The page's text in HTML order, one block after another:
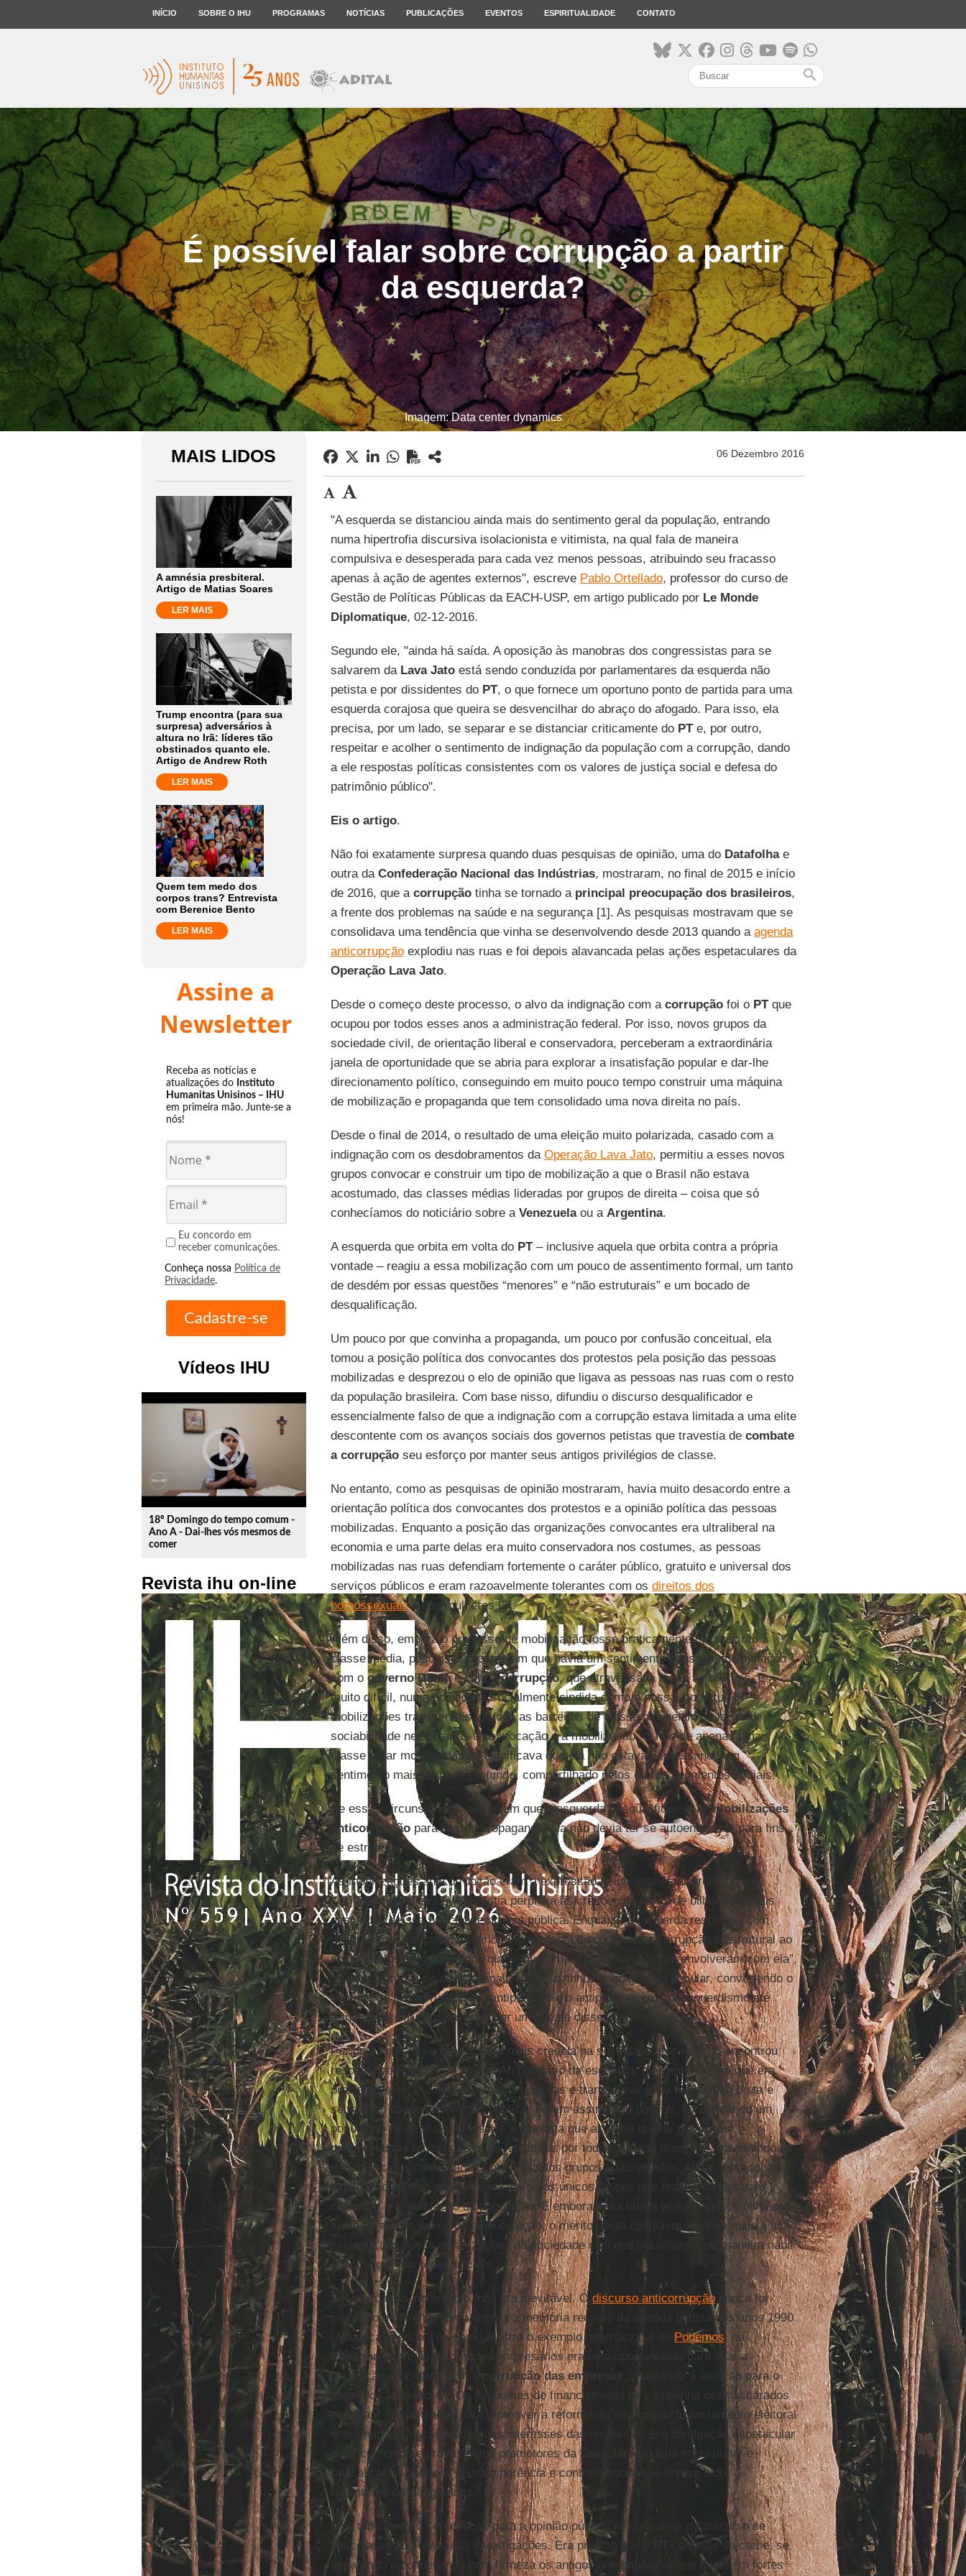
INÍCIO SOBRE O IHU PROGRAMAS NOTÍCIAS PUBLICAÇÕES EVENTOS ESPIRITUALIDADE CONTATO
search
É possível falar sobre corrupção a partir
da esquerda?
Imagem: Data center dynamics
MAIS LIDOS
A amnésia presbiteral.
Artigo de Matias Soares
LER MAIS
Trump encontra (para sua
surpresa) adversários à
altura no Irã: líderes tão
obstinados quanto ele.
Artigo de Andrew Roth
LER MAIS
Quem tem medo dos
corpos trans? Entrevista
com Berenice Bento
LER MAIS
Assine a
Newsletter
Receba as notícias e
atualizações do Instituto
Humanitas Unisinos – IHU
em primeira mão. Junte-se a
nós!
Eu concordo em
receber comunicações.
Conheça nossa Política de
Privacidade.
Vídeos IHU
play_circle_outline
18º Domingo do tempo comum -
Ano A - Dai-lhes vós mesmos de
comer
Revista ihu on-line
06 Dezembro 2016
"A esquerda se distanciou ainda mais do sentimento geral da população, entrando
numa hipertrofia discursiva isolacionista e vitimista, na qual fala de maneira
compulsiva e desesperada para cada vez menos pessoas, atribuindo seu fracasso
apenas à ação de agentes externos", escreve Pablo Ortellado, professor do curso de
Gestão de Políticas Públicas da EACH-USP, em artigo publicado por Le Monde
Diplomatique, 02-12-2016.
Segundo ele, "ainda há saída. A oposição às manobras dos congressistas para se
salvarem da Lava Jatoestá sendo conduzida por parlamentares da esquerda não
petista e por dissidentes do PT, o que fornece um oportuno ponto de partida para uma
esquerda corajosa que queira se desvencilhar do abraço do afogado. Para isso, ela
precisa, por um lado, se separar e se distanciar criticamente do PTe, por outro,
respeitar e acolher o sentimento de indignação da população com a corrupção, dando
a ele respostas políticas consistentes com os valores de justiça social e defesa do
patrimônio público".
Eis o artigo.
Não foi exatamente surpresa quando duas pesquisas de opinião, uma do Datafolhae
outra da Confederação Nacional das Indústrias, mostraram, no final de 2015 e início
de 2016, que a corrupçãotinha se tornado a principal preocupação dos brasileiros,
a frente dos problemas na saúde e na segurança [1]. As pesquisas mostravam que se
consolidava uma tendência que vinha se desenvolvendo desde 2013 quando a agenda
anticorrupçãoexplodiu nas ruas e foi depois alavancada pelas ações espetaculares da
Operação Lava Jato.
Desde o começo deste processo, o alvo da indignação com a corrupçãofoi o PTque
ocupou por todos esses anos a administração federal. Por isso, novos grupos da
sociedade civil, de orientação liberal e conservadora, perceberam a extraordinária
janela de oportunidade que se abria para explorar a insatisfação popular e dar-lhe
direcionamento político, conseguindo em muito pouco tempo construir uma máquina
de mobilização e propaganda que tem consolidado uma nova direita no país.
Desde o final de 2014, o resultado de uma eleição muito polarizada, casado com a
indignação com os desdobramentos da Operação Lava Jato, permitiu a esses novos
grupos convocar e construir um tipo de mobilização a que o Brasil não estava
acostumado, das classes médias lideradas por grupos de direita – coisa que só
conhecíamos do noticiário sobre a Venezuelaou a Argentina.
A esquerda que orbita em volta do PT– inclusive aquela que orbita contra a própria
vontade – reagiu a essa mobilização com um pouco de assentimento formal, um tanto
de desdém por essas questões “menores” e “não estruturais” e um bocado de
desqualificação.
Um pouco por que convinha a propaganda, um pouco por confusão conceitual, ela
tomou a posição política dos convocantes dos protestos pela posição das pessoas
mobilizadas e desprezou o elo de opinião que ligava as pessoas nas ruas com o resto
da população brasileira. Com base nisso, difundiu o discurso desqualificador e
essencialmente falso de que a indignação com a corrupção estava limitada a uma elite
descontente com os avanços sociais dos governos petistas que travestia de combate
a corrupçãoseu esforço por manter seus antigos privilégios de classe.
No entanto, como as pesquisas de opinião mostraram, havia muito desacordo entre a
orientação política dos convocantes dos protestos e a opinião política das pessoas
mobilizadas. Enquanto a posição das organizações convocantes era ultraliberal na
economia e uma parte delas era muito conservadora nos costumes, as pessoas
mobilizadas nas ruas defendiam fortemente o caráter público, gratuito e universal dos
serviços públicos e eram razoavelmente tolerantes com os direitos dos
homossexuaise das mulheres [2].
Além disso, embora o processo de mobilização fosse praticamente circunscrito a
classe média, pesquisas mostravam que havia um sentimento difuso de insatisfação
com ogoverno Dilmae com acorrupção, que atravessava todas as classes. É
muito difícil, numa sociedade socialmente cindida como a nossa, construir
mobilizações transversais, porque as barreiras de classe bloqueiam os laços de
sociabilidade necessários a convocação e a mobilização. O fato de apenas uma
classe estar mobilizada não significava que ela não estava expressando um
sentimento mais difuso e profundo, compartilhado pelos outros segmentos sociais.
Se essas circunstâncias permitiam que a esquerda desqualificasse asmobilizações
anticorrupçãopara fins de propaganda, ela não devia ter se autoenganado para fins
de estratégia.
As mobilizações anticorrupção eram a expressão de um mal-estar profundo da
sociedade brasileira que assistia perplexa às crescentes cifras de bilhões de reais
desviados de sua principal empresa pública. Enquanto a esquerda respondia com
desqualificação dos adversários e um infantil discurso de “a corrupção é estrutural ao
sistema e os outros partidos que estiveram no poder também se envolveram com ela”,
os novos grupos de direita canalizavam sozinhos a indignação popular, convertendo o
sentimento anticorrupção em antipetismo e o antipetismo em antiesquerdismo até
transformar em corrupto qualquer um que se dissesse de esquerda.
Por dois anos, o sentimento que mais crescia na sociedade brasileira só encontrou
respaldo nos grupos de direita. Ao contrário da esquerda, eles entenderam que era
preciso respeitar o sentimento das pessoas e transformar essa indignação bruta e
selvagem, dando-lhe direção política. Foram assim, aos poucos, consolidando um
populismo de direita, moralista e antipetista que acredita que os
governos
progressistas
multiplicaram as falcatruas por todo o Estado brasileiro, travestindo de
direito social a corrupção e o privilégio dos grupos apadrinhados. Afinal, essa foi a
explicação política que foi oferecida pelos únicos grupos que realmente tentaram
organizar a insatisfação da população. E embora essa tarefa tenha recebido o valioso
apoio de alguns meios de comunicação, o mérito desta conquista se deve mais a ação
militante das novas organizações da sociedade civil que trabalharam de maneira hábil
e inovadora nas redes sociais.
Essa situação, no entanto, não era inevitável. O discurso anticorrupçãonunca foi
privilégio da direita, como lembra a memória recente da agenda petista dos anos 1990
(a “bancada ética”) ou como mostra o exemplo internacional do Podemos, na
Espanha. A prisão de grandes empresários era uma oportunidade para ligar a
corrupção do Estado com a
corrupção das empresas
, chamando a atenção para o
papel dos corruptores. Os esquemas de financiamento de campanha desmascarados
poderiam ser utilizados para promover a reforma do sistema de financiamento eleitoral
que amarram os candidatos aos interesses das empresas. E a divulgação espetacular
de documentos e provas pelos promotores daLava Jatopoderia impulsionar e
radicalizar as políticas de transparência e controle social que tinham sido
recentemente inauguradas.
Mas tudo isso só seria eficaz para a opinião pública se o emissor do discurso se
descolasse dos alvos das investigações. Era preciso que o
cortasse na carne, se
separando e condenando com firmeza os antigos companheiros que tivessem fortes